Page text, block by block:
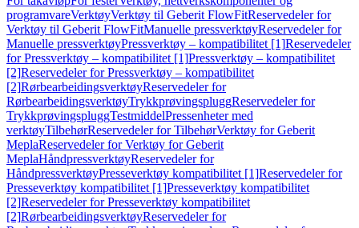
programvareVerktøyVerktøy til Geberit FlowFitReservedeler for
Verktøy til Geberit FlowFitManuelle pressverktøyReservedeler for
Manuelle pressverktøyPressverktøy – kompatibilitet [1]Reservedeler
for Pressverktøy – kompatibilitet [1]Pressverktøy – kompatibilitet
[2]Reservedeler for Pressverktøy – kompatibilitet
[2]RørbearbeidingsverktøyReservedeler for
RørbearbeidingsverktøyTrykkprøvingspluggReservedeler for
TrykkprøvingspluggTestmiddelPressenheter med
verktøyTilbehørReservedeler for TilbehørVerktøy for Geberit
MeplaReservedeler for Verktøy for Geberit
MeplaHåndpressverktøyReservedeler for
HåndpressverktøyPresseverktøy kompatibilitet [1]Reservedeler for
Presseverktøy kompatibilitet [1]Presseverktøy kompatibilitet
[2]Reservedeler for Presseverktøy kompatibilitet
[2]RørbearbeidingsverktøyReservedeler for